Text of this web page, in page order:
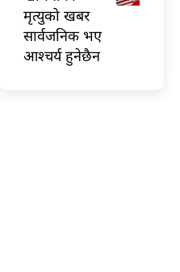
मृत्युको खबर
सार्वजनिक भए
आश्चर्य हुनेछैन